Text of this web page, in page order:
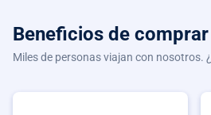
Beneficios de comprar
Miles de personas viajan con nosotros.